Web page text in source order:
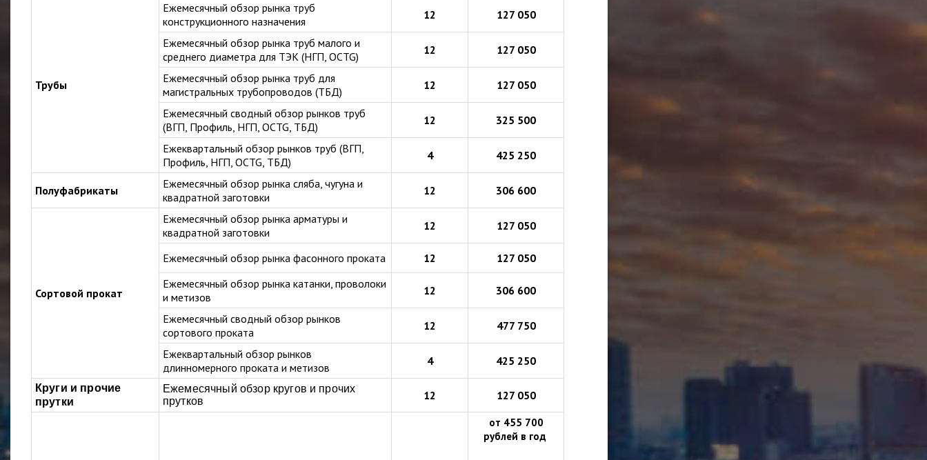
Трубы
Ежемесячный обзор рынка труб
конструкционного назначения
12 127 050
Ежемесячный обзор рынка труб малого и
среднего диаметра для ТЭК (НГП, OCTG)
12 127 050
Ежемесячный обзор рынка труб для
магистральных трубопроводов (ТБД)
12 127 050
Ежемесячный сводный обзор рынков труб
(ВГП, Профиль, НГП, OCTG, ТБД)
12 325 500
Ежеквартальный обзор рынков труб (ВГП,
Профиль, НГП, OCTG, ТБД)
4 425 250
Полуфабрикаты
Ежемесячный обзор рынка сляба, чугуна и
квадратной заготовки
12 306 600
Сортовой прокат
Ежемесячный обзор рынка арматуры и
квадратной заготовки
12 127 050
Ежемесячный обзор рынка фасонного проката 12
127 050
Ежемесячный обзор рынка катанки, проволоки
и метизов
12 306 600
Ежемесячный сводный обзор рынков
сортового проката
12 477 750
Ежеквартальный обзор рынков
длинномерного проката и метизов
4 425 250
Круги и прочие
прутки
Ежемесячный обзор кругов и прочих
прутков
12 127 050
от 455 700
рублей в год